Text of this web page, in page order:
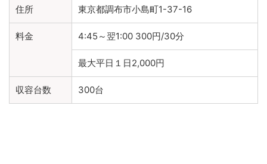
住所 東京都調布市小島町1-37-16
料金 4:45～翌1:00 300円/30分
最大平日１日2,000円
収容台数 300台